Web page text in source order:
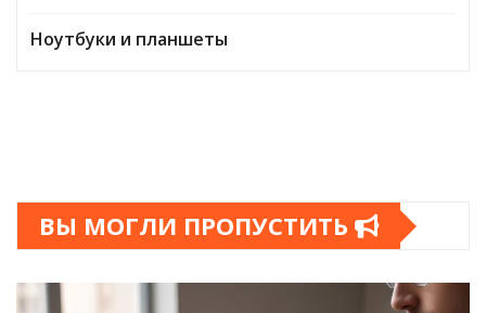
Ноутбуки и планшеты
ВЫ МОГЛИ ПРОПУСТИТЬ